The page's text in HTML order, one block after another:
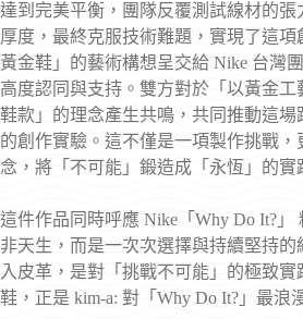
達到完美平衡，團隊反覆測試線材的張
厚度，最終克服技術難題，實現了這項
黃金鞋」的藝術構想呈交給 Nike 台灣
高度認同與支持。雙方對於「以黃金工
鞋款」的理念產生共鳴，共同推動這場
的創作實驗。這不僅是一項製作挑戰，
念，將「不可能」鍛造成「永恆」的實
這件作品同時呼應 Nike「Why Do It?
非天生，而是一次次選擇與持續堅持的
入皮革，是對「挑戰不可能」的極致實
鞋，正是 kim-a: 對「Why Do It?」最浪